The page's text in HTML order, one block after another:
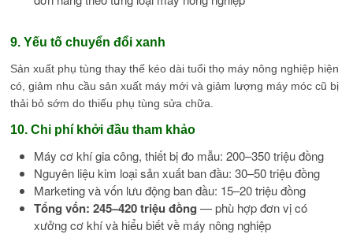
9. Yếu tố chuyển đổi xanh
Sản xuất phụ tùng thay thế kéo dài tuổi thọ máy nông nghiệp hiện
có, giảm nhu cầu sản xuất máy mới và giảm lượng máy móc cũ bị
thải bỏ sớm do thiếu phụ tùng sửa chữa.
10. Chi phí khởi đầu tham khảo
Máy cơ khí gia công, thiết bị đo mẫu: 200–350 triệu đồng
Nguyên liệu kim loại sản xuất ban đầu: 30–50 triệu đồng
Marketing và vốn lưu động ban đầu: 15–20 triệu đồng
Tổng vốn: 245–420 triệu đồng — phù hợp đơn vị có
xưởng cơ khí và hiểu biết về máy nông nghiệp